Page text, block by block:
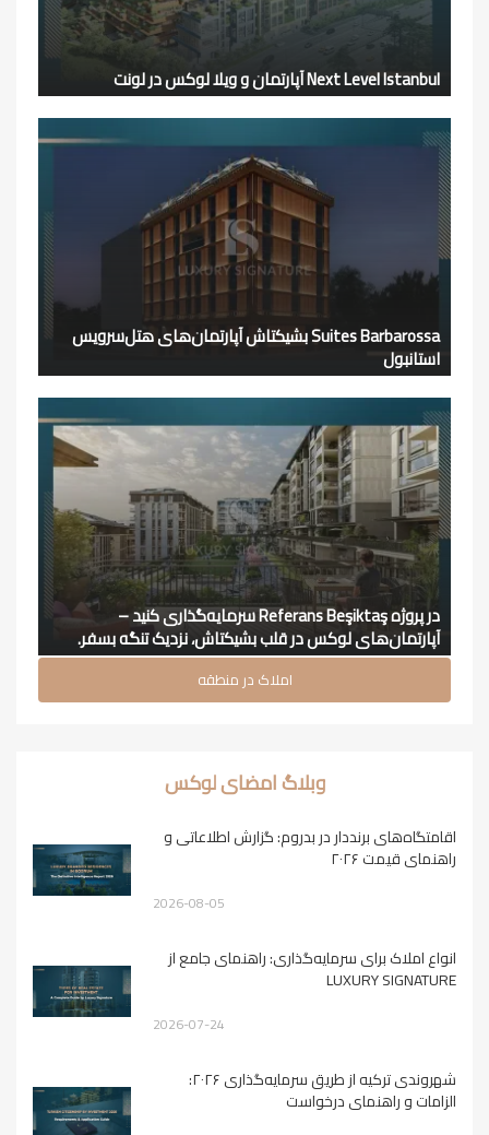
Next Level Istanbul آپارتمان و ویلا لوکس در لونت
Suites Barbarossa بشیکتاش آپارتمان‌های هتل‌سرویس
استانبول
در پروژه Referans Beşiktaş سرمایه‌گذاری کنید –
آپارتمان‌های لوکس در قلب بشیکتاش، نزدیک تنگه بسفر.
املاک در منطقه
وبلاگ امضای لوکس
اقامتگاه‌های برنددار در بدروم: گزارش اطلاعاتی و
راهنمای قیمت ۲۰۲۶
2026-08-05
انواع املاک برای سرمایه‌گذاری: راهنمای جامع از
LUXURY SIGNATURE
2026-07-24
شهروندی ترکیه از طریق سرمایه‌گذاری ۲۰۲۶:
الزامات و راهنمای درخواست